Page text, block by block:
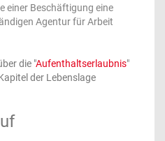
einer Beschäftigung eine
Agentur für Arbeit
die "Aufenthaltserlaubnis"
der Lebenslage